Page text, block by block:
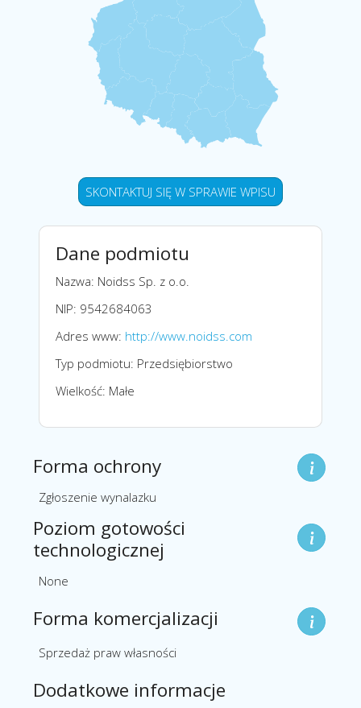
SKONTAKTUJ SIĘ W SPRAWIE WPISU
Dane podmiotu
Nazwa: Noidss Sp. z o.o.
NIP: 9542684063
Adres www: http://www.noidss.com
Typ podmiotu: Przedsiębiorstwo
Wielkość: Małe
Forma ochrony
Zgłoszenie wynalazku
Poziom gotowości
technologicznej
None
Forma komercjalizacji
Sprzedaż praw własności
Dodatkowe informacje